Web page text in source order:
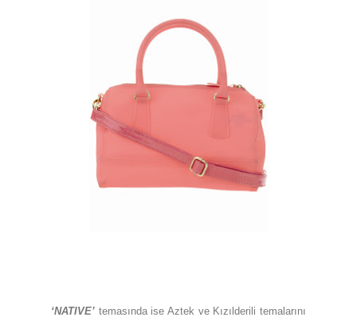
‘NATIVE’ temasında ise Aztek ve Kızılderili temalarını